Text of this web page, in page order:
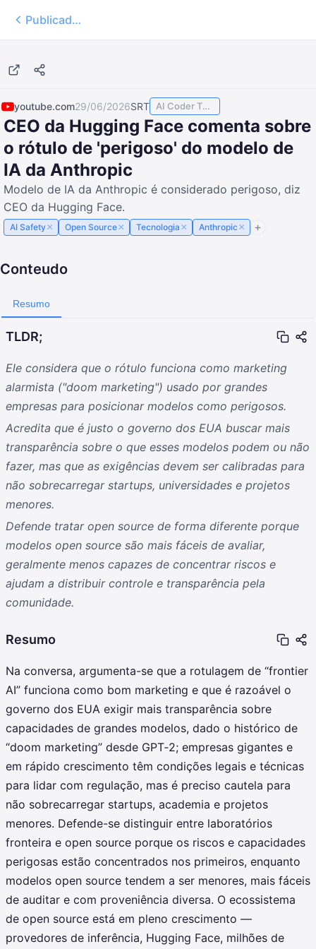
Publicados
youtube.com29/06/2026SRT AI Coder TODAY
CEO da Hugging Face comenta sobre
o rótulo de 'perigoso' do modelo de
IA da Anthropic
Modelo de IA da Anthropic é considerado perigoso, diz
CEO da Hugging Face.
AI Safety× Open Source× Tecnologia × Anthropic ×
Conteudo
Resumo
TLDR;
Ele considera que o rótulo funciona como marketing
alarmista ("doom marketing") usado por grandes
empresas para posicionar modelos como perigosos.
Acredita que é justo o governo dos EUA buscar mais
transparência sobre o que esses modelos podem ou não
fazer, mas que as exigências devem ser calibradas para
não sobrecarregar startups, universidades e projetos
menores.
Defende tratar open source de forma diferente porque
modelos open source são mais fáceis de avaliar,
geralmente menos capazes de concentrar riscos e
ajudam a distribuir controle e transparência pela
comunidade.
Resumo
Na conversa, argumenta-se que a rotulagem de “frontier
AI” funciona como bom marketing e que é razoável o
governo dos EUA exigir mais transparência sobre
capacidades de grandes modelos, dado o histórico de
“doom marketing” desde GPT‑2; empresas gigantes e
em rápido crescimento têm condições legais e técnicas
para lidar com regulação, mas é preciso cautela para
não sobrecarregar startups, academia e projetos
menores. Defende-se distinguir entre laboratórios
fronteira e open source porque os riscos e capacidades
perigosas estão concentrados nos primeiros, enquanto
modelos open source tendem a ser menores, mais fáceis
de auditar e com proveniência diversa. O ecossistema
de open source está em pleno crescimento —
provedores de inferência, Hugging Face, milhões de